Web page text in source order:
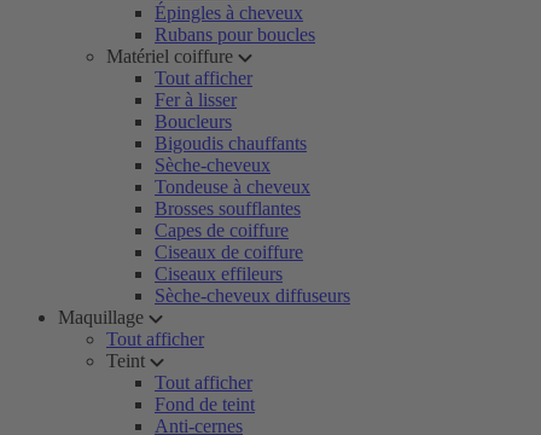
Épingles à cheveux
Rubans pour boucles
Matériel coiffure
Tout afficher
Fer à lisser
Boucleurs
Bigoudis chauffants
Sèche-cheveux
Tondeuse à cheveux
Brosses soufflantes
Capes de coiffure
Ciseaux de coiffure
Ciseaux effileurs
Sèche-cheveux diffuseurs
Maquillage
Tout afficher
Teint
Tout afficher
Fond de teint
Anti-cernes